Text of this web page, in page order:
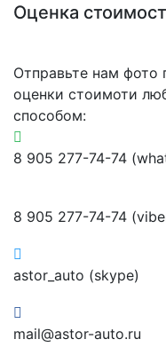
Оценка
Отправьте нам фото
оценки стоимоти
способом:
8 905 277-74-74
8 905 277-74-74
astor_auto (skype)
mail@astor-auto.ru